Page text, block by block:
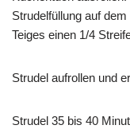
Strudelfüllung auf
Teiges einen 1/4
Strudel aufrollen und
Strudel 35 bis 40